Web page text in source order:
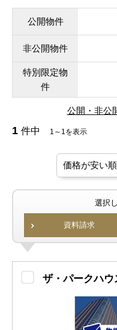
公開物件
非公開物件
特別限定物
件
公開・非公
1 件中 1～1を表示
選択
資料請求
ザ・パークハウ